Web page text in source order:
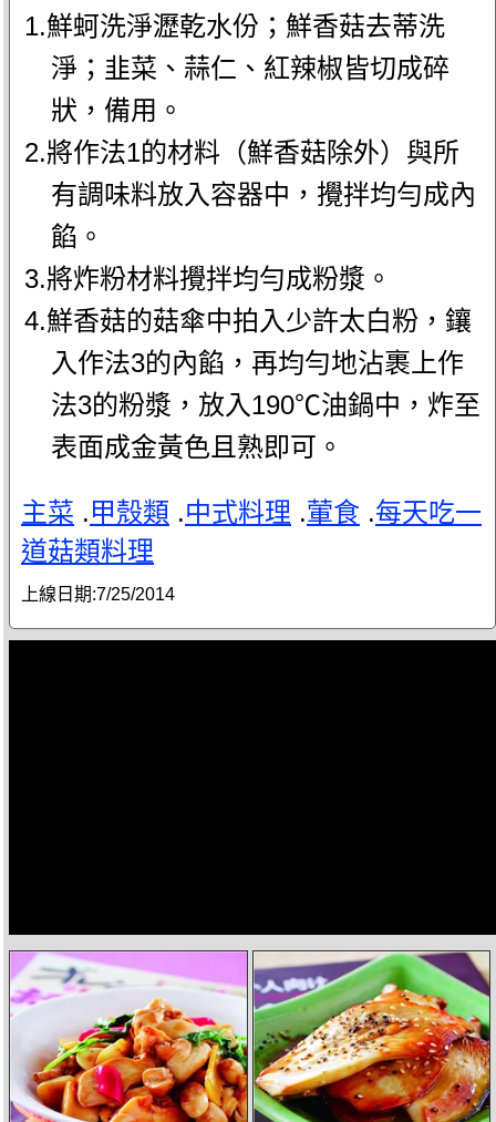
1.鮮蚵洗淨瀝乾水份；鮮香菇去蒂洗
淨；韭菜、蒜仁、紅辣椒皆切成碎
狀，備用。
2.將作法1的材料（鮮香菇除外）與所
有調味料放入容器中，攪拌均勻成內
餡。
3.將炸粉材料攪拌均勻成粉漿。
4.鮮香菇的菇傘中拍入少許太白粉，鑲
入作法3的內餡，再均勻地沾裹上作
法3的粉漿，放入190℃油鍋中，炸至
表面成金黃色且熟即可。
主菜 .甲殼類 .中式料理 .葷食 .每天吃一
道菇類料理
上線日期:7/25/2014